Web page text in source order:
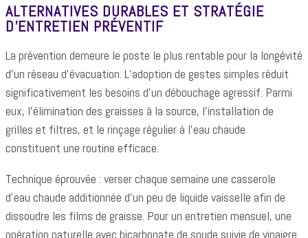
ALTERNATIVES DURABLES ET STRATÉGIE
D’ENTRETIEN PRÉVENTIF
La prévention demeure le poste le plus rentable pour la longévité
d’un réseau d’évacuation. L’adoption de gestes simples réduit
significativement les besoins d’un débouchage agressif. Parmi
eux, l’élimination des graisses à la source, l’installation de
grilles et filtres, et le rinçage régulier à l’eau chaude
constituent une routine efficace.
Technique éprouvée : verser chaque semaine une casserole
d’eau chaude additionnée d’un peu de liquide vaisselle afin de
dissoudre les films de graisse. Pour un entretien mensuel, une
opération naturelle avec bicarbonate de soude suivie de vinaigre